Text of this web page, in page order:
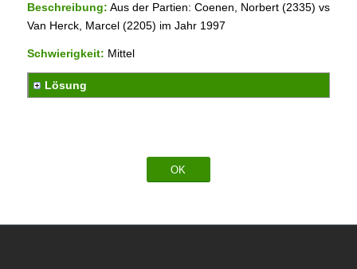
Beschreibung: Aus der Partien: Coenen, Norbert (2335) vs
Van Herck, Marcel (2205) im Jahr 1997
Schwierigkeit: Mittel
Lösung
OK